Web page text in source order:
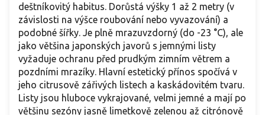
deštníkovitý habitus. Dorůstá výšky 1 až 2 metry (v
závislosti na výšce roubování nebo vyvazování) a
podobné šířky. Je plně mrazuvzdorný (do -23 °C), ale
jako většina japonských javorů s jemnými listy
vyžaduje ochranu před prudkým zimním větrem a
pozdními mrazíky. Hlavní estetický přínos spočívá v
jeho citrusově zářivých listech a kaskádovitém tvaru.
Listy jsou hluboce vykrajované, velmi jemné a mají po
většinu sezóny jasně limetkově zelenou až citrónově